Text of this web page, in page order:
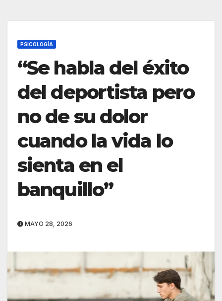
PSICOLOGÍA
“Se habla del éxito
del deportista pero
no de su dolor
cuando la vida lo
sienta en el
banquillo”
MAYO 28, 2026